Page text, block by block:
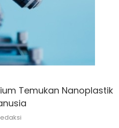
Temukan Nanoplastik